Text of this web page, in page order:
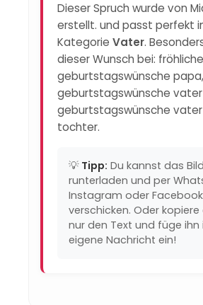
Dieser Spruch wurde von
erstellt. und passt perfekt
Kategorie Vater.
dieser Wunsch bei: fröhliche
geburtstagswünsche papa,
geburtstagswünsche vater
geburtstagswünsche
tochter.
💡 Tipp: Du kannst das
runterladen und per
Instagram oder Facebook
verschicken. Oder
nur den Text und füge ihn
eigene Nachricht ein!